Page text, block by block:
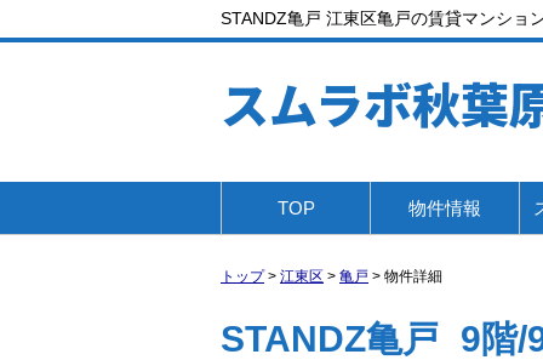
STANDZ亀戸 江東区亀戸の賃貸マンショ
スムラボ秋葉
TOP 物件情報
トップ> 江東区 > 亀戸 > 物件詳細
STANDZ亀戸 9階/